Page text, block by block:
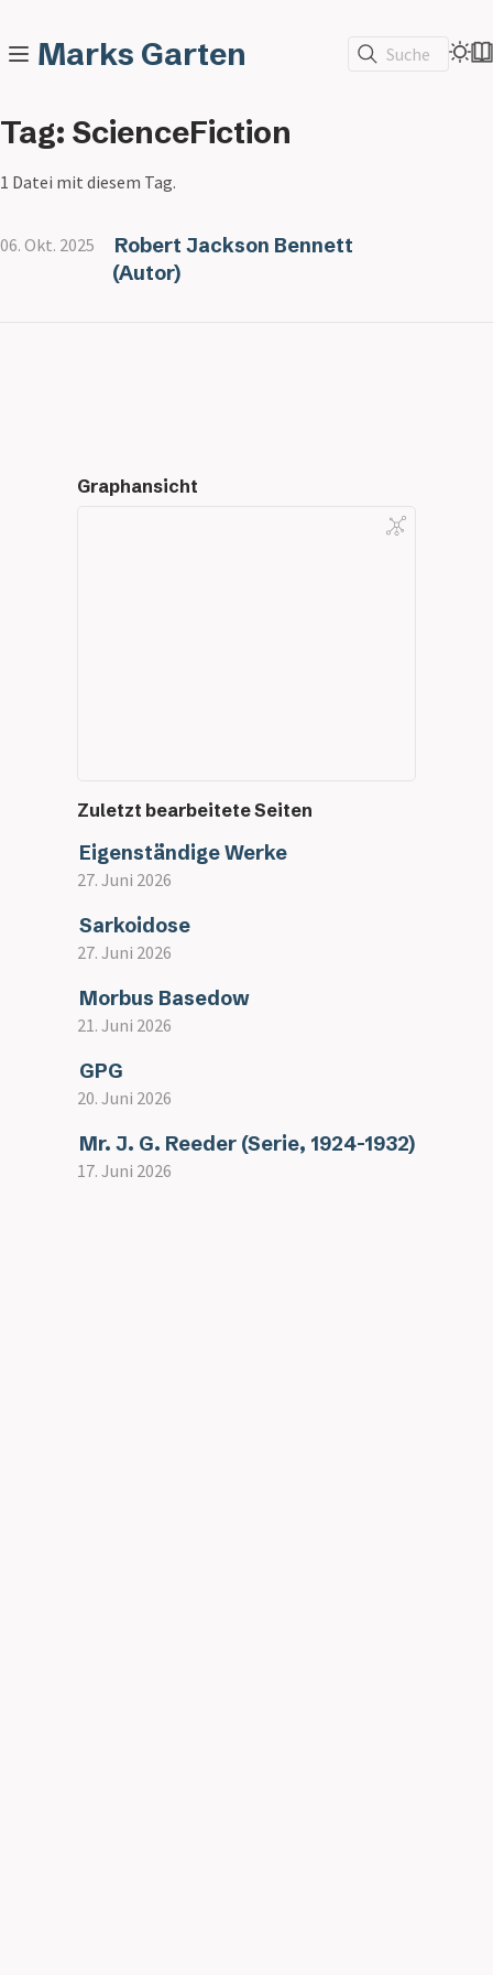
Marks Garten Suche
Tag: ScienceFiction
1 Datei mit diesem Tag.
06. Okt. 2025
Robert Jackson Bennett
(Autor)
Graphansicht
Zuletzt bearbeitete Seiten
Eigenständige Werke
27. Juni 2026
Sarkoidose
27. Juni 2026
Morbus Basedow
21. Juni 2026
GPG
20. Juni 2026
Mr. J. G. Reeder (Serie, 1924-1932)
17. Juni 2026